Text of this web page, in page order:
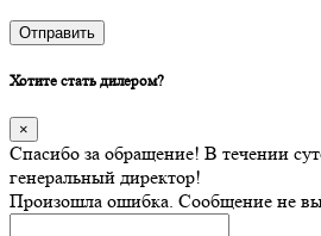
Отправить
Хотите стать дилером?
×
Спасибо за обращение! В течении
генеральный директор!
Произошла ошибка. Сообщение не